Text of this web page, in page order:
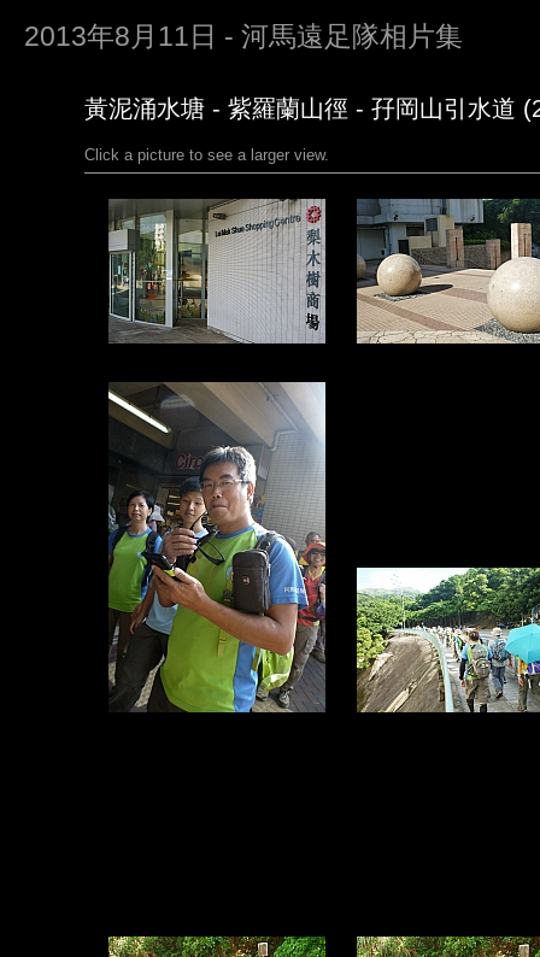
2013年8月11日 - 河馬遠足隊相片集
黃泥涌水塘 - 紫羅蘭山徑 - 孖岡山引水道
Click a picture to see a larger view.